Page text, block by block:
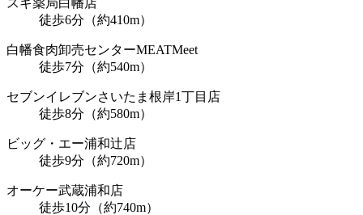
徒歩6分（約410m）
白幡食肉卸売センターMEATMeet
徒歩7分（約540m）
セブンイレブンさいたま根岸1丁目店
徒歩8分（約580m）
ビッグ・エー浦和辻店
徒歩9分（約720m）
オーケー武蔵浦和店
徒歩10分（約740m）